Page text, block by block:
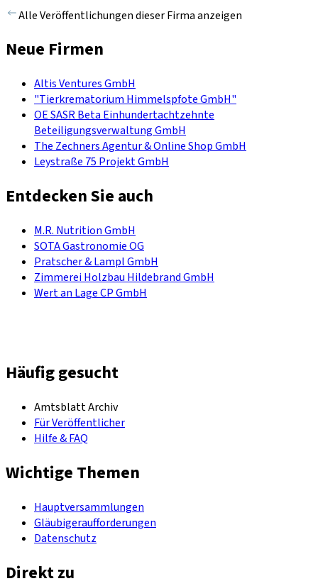
Alle Veröffentlichungen dieser Firma anzeigen
Neue Firmen
Altis Ventures GmbH
"Tierkrematorium Himmelspfote GmbH"
OE SASR Beta Einhundertachtzehnte
Beteiligungsverwaltung GmbH
The Zechners Agentur & Online Shop GmbH
Leystraße 75 Projekt GmbH
Entdecken Sie auch
M.R. Nutrition GmbH
SOTA Gastronomie OG
Pratscher & Lampl GmbH
Zimmerei Holzbau Hildebrand GmbH
Wert an Lage CP GmbH
Häufig gesucht
Amtsblatt Archiv
Für Veröffentlicher
Hilfe & FAQ
Wichtige Themen
Hauptversammlungen
Gläubigeraufforderungen
Datenschutz
Direkt zu